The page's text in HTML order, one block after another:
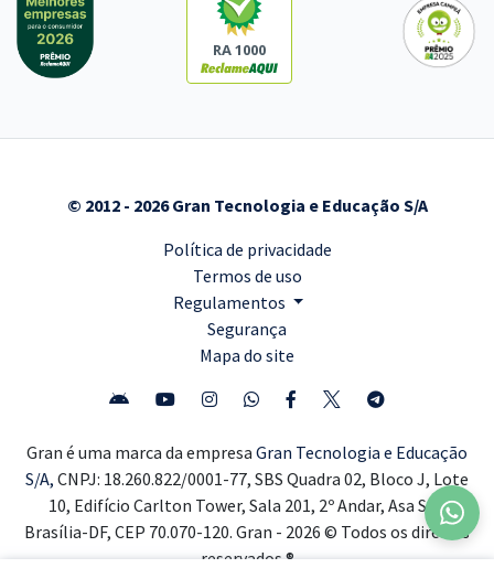
RA 1000
© 2012 - 2026 Gran Tecnologia e Educação S/A
Política de privacidade
Termos de uso
Regulamentos
Segurança
Mapa do site
Gran é uma marca da empresa Gran Tecnologia e Educação
S/A, CNPJ: 18.260.822/0001-77, SBS Quadra 02, Bloco J, Lote
10, Edifício Carlton Tower, Sala 201, 2º Andar, Asa Sul,
Brasília-DF, CEP 70.070-120. Gran - 2026 © Todos os direitos
reservados ®